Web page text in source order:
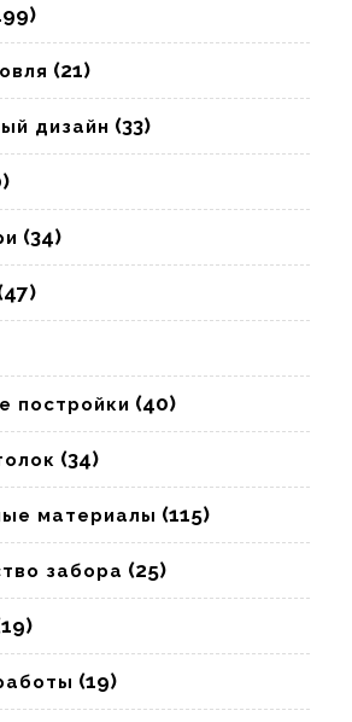
(21)
дизайн (33)
(34)
постройки (40)
(34)
материалы (115)
забора (25)
(19)